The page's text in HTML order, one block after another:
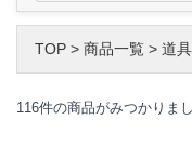
TOP > 商品一覧 > 道具
116件の商品がみつかりま